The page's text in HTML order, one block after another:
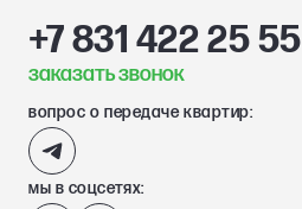
+7 831 422 25 55
заказать звонок
вопрос о передаче квартир:
мы в соцсетях: